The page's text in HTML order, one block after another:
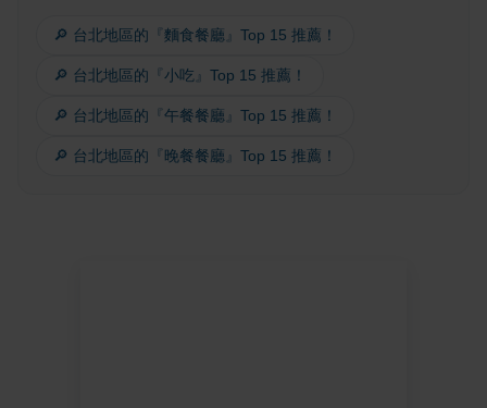
🔎 台北地區的『麵食餐廳』Top 15 推薦！
🔎 台北地區的『小吃』Top 15 推薦！
🔎 台北地區的『午餐餐廳』Top 15 推薦！
🔎 台北地區的『晚餐餐廳』Top 15 推薦！